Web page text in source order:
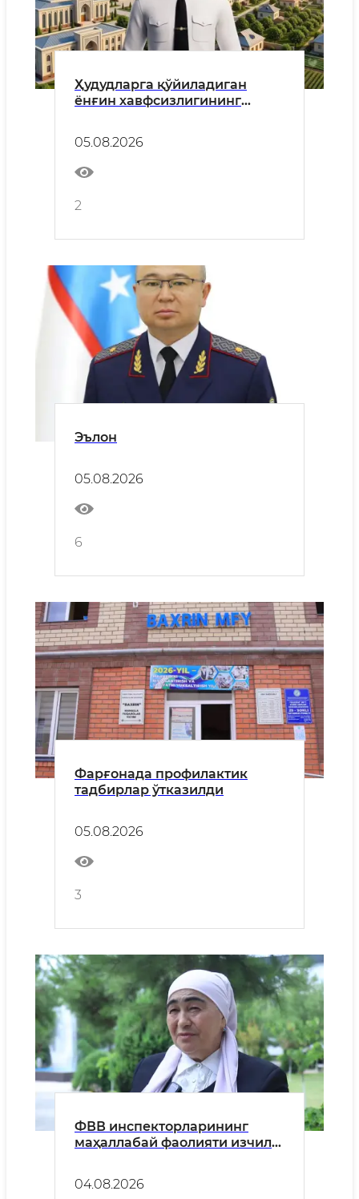
Ҳудудларга қўйиладиган
ёнғин хавфсизлигининг
05.08.2026
2
Эълон
05.08.2026
6
Фарғонада профилактик
тадбирлар ўтказилди
05.08.2026
3
ФВВ инспекторларининг
маҳаллабай фаолияти изчил
04.08.2026